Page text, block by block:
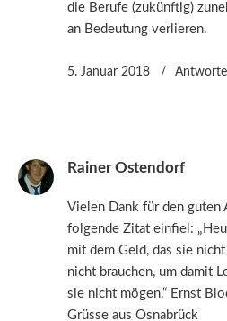
die Berufe (zukünftig)
an Bedeutung verlieren.
5. Januar 2018 Antworte
Rainer Ostendorf
Vielen Dank für den guten
folgende Zitat einfiel:
mit dem Geld, das sie
nicht brauchen, um damit
sie nicht mögen.“ Ernst
Grüsse aus Osnabrück